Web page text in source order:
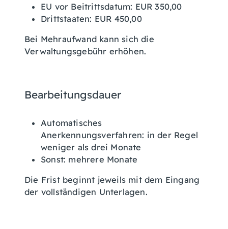
EU vor Beitrittsdatum: EUR 350,00
Drittstaaten: EUR 450,00
Bei Mehraufwand kann sich die
Verwaltungsgebühr erhöhen.
Bearbeitungsdauer
Automatisches
Anerkennungsverfahren: in der Regel
weniger als drei Monate
Sonst: mehrere Monate
Die Frist beginnt jeweils mit dem Eingang
der vollständigen Unterlagen.